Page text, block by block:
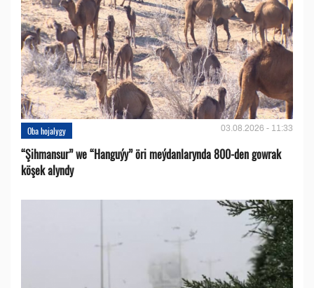
Oba hojalygy 03.08.2026 - 11:33
“Şihmansur” we “Hanguýy” öri meýdanlarynda 800-den gowrak
köşek alyndy